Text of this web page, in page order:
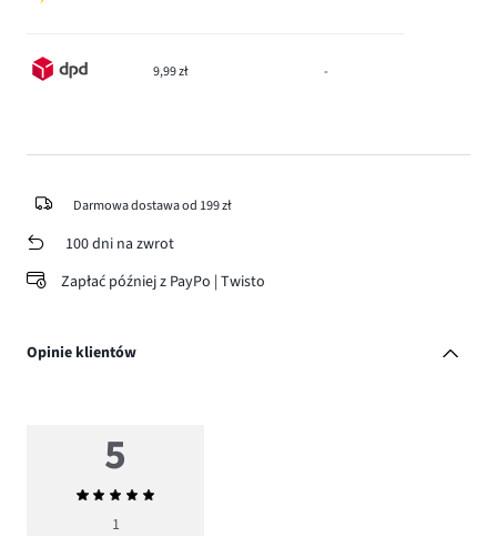
9,99 zł -
Darmowa dostawa od 199 zł
100 dni na zwrot
Zapłać później z PayPo | Twisto
Opinie klientów
5
Średnia
ocena
1